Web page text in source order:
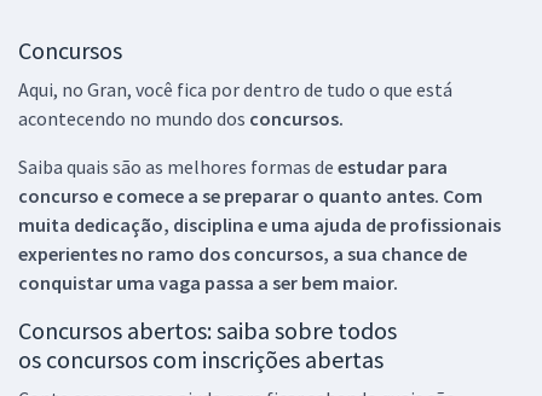
Concursos
Aqui, no Gran, você fica por dentro de tudo o que está
acontecendo no mundo dos concursos.
Saiba quais são as melhores formas de estudar para
concurso e comece a se preparar o quanto antes. Com
muita dedicação, disciplina e uma ajuda de profissionais
experientes no ramo dos concursos, a sua chance de
conquistar uma vaga passa a ser bem maior.
Concursos abertos: saiba sobre todos
os concursos com inscrições abertas